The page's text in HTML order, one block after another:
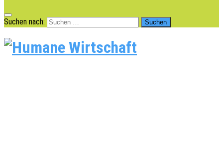
Suchen nach: